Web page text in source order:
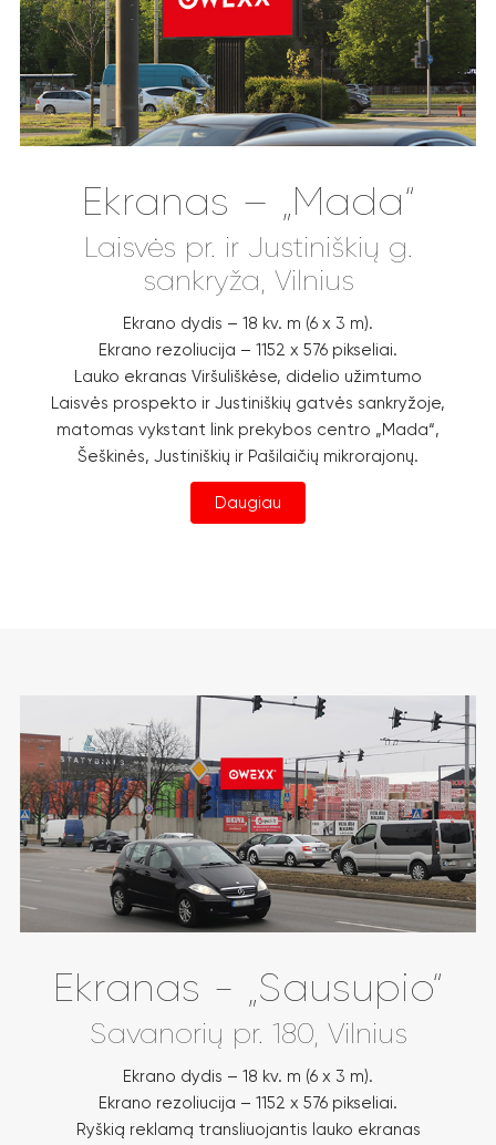
Ekranas – „Mada“
Laisvės pr. ir Justiniškių g.
sankryža, Vilnius
Ekrano dydis – 18 kv. m (6 x 3 m).
Ekrano rezoliucija – 1152 x 576 pikseliai.
Lauko ekranas Viršuliškėse, didelio užimtumo
Laisvės prospekto ir Justiniškių gatvės sankryžoje,
matomas vykstant link prekybos centro „Mada“,
Šeškinės, Justiniškių ir Pašilaičių mikrorajonų.
Daugiau
Ekranas - „Sausupio“
Savanorių pr. 180, Vilnius
Ekrano dydis – 18 kv. m (6 x 3 m).
Ekrano rezoliucija – 1152 x 576 pikseliai.
Ryškią reklamą transliuojantis lauko ekranas